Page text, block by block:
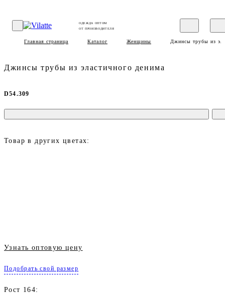
ОДЕЖДА ОПТОМ
ОТ ПРОИЗВОДИТЕЛЯ
Главная страница Каталог Женщины Джинсы трубы из
Джинсы трубы из эластичного денима
D54.309
Товар в других цветах:
Узнать оптовую цену
Подобрать свой размер
Рост 164: